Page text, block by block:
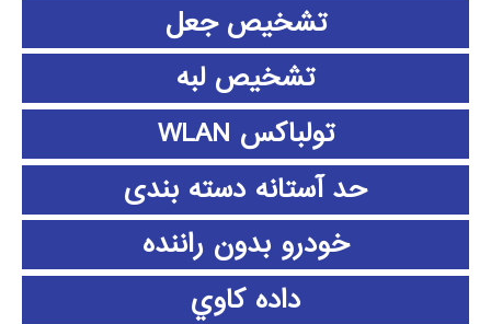
تشخیص جعل
تشخیص لبه
تولباکس WLAN
حد آستانه دسته بندی
خودرو بدون راننده
داده كاوي